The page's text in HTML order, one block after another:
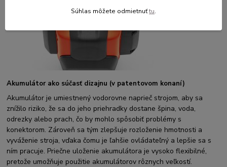
Akumulátor ako súčasť dizajnu (v patentovom konaní)
Akumulátor je umiestnený vodorovne naprieč strojom, aby sa
znížilo riziko, že sa do jeho priehradky dostane špina, voda,
odrezky alebo prach, čo by mohlo spôsobiť problémy s
konektorom. Zároveň sa tým zlepšuje rozloženie hmotnosti a
vyváženie stroja, vďaka čomu je ľahšie ovládateľný a lepšie sa s
ním pracuje. Priečne uloženie akumulátora je vysoko flexibilné,
pretože umožňuje použitie akumulátorov rôznych veľkostí.
Súhlas môžete odmietnuťtu.